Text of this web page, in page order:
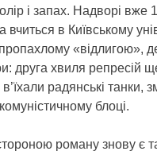
і запах. Надворі вже
в Київському
пропахлому «відлигою»,
друга хвиля репресій
радянські танки,
блоці.
роману знову є